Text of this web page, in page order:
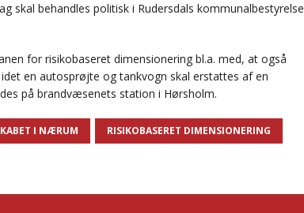
skal behandles politisk i Rudersdals kommunalbestyrelse
for risikobaseret dimensionering bl.a. med, at også
en autosprøjte og tankvogn skal erstattes af en
på brandvæsenets station i Hørsholm.
I NÆRUM RISIKOBASERET DIMENSIONERING